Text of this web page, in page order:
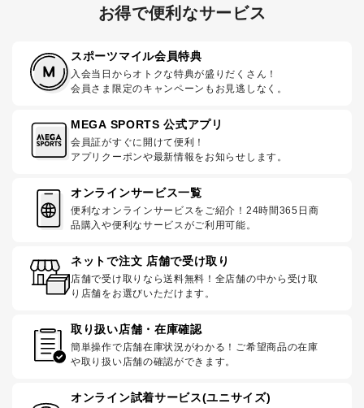
お得で便利なサービス
スポーツマイル会員特典
入会当日からオトクな特典が盛りだくさん！
会員さま限定のキャンペーンもお見逃しなく。
MEGA SPORTS 公式アプリ
会員証がすぐに開けて便利！
アプリクーポンや最新情報をお知らせします。
オンラインサービス一覧
便利なオンラインサービスをご紹介！24時間365日商
品購入や便利なサービスがご利用可能。
ネットで注文 店舗で受け取り
店舗で受け取りなら送料無料！全店舗の中から受け取
り店舗をお選びいただけます。
取り扱い店舗・在庫確認
簡単操作で店舗在庫状況がわかる！ご希望商品の在庫
や取り扱い店舗の確認ができます。
オンライン試着サービス(ユニサイズ)